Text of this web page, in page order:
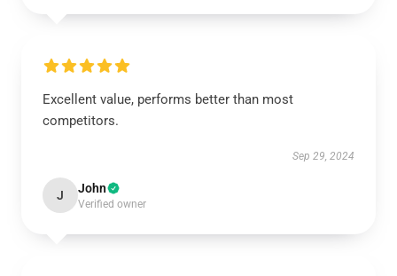
Excellent value, performs better than most
competitors.
Sep 29, 2024
J John
Verified owner